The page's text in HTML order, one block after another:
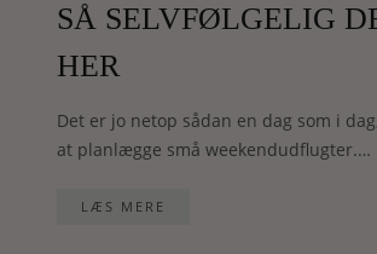
SÅ SELVFØLGELIG
HER
Det er jo netop sådan en dag som i
at planlægge små weekendudflugter.…
LÆS MERE